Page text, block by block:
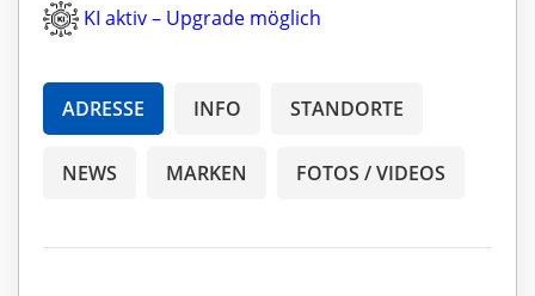
KI aktiv – Upgrade möglich
ADRESSE INFO STANDORTE
NEWS MARKEN FOTOS / VIDEOS